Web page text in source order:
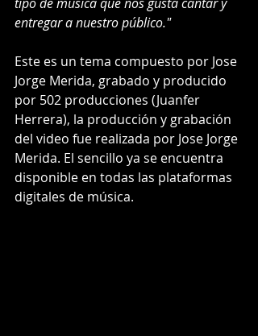
entregar a nuestro público."
Este es un tema compuesto por Jose
Jorge Merida, grabado y producido
por 502 producciones (Juanfer
Herrera), la producción y grabación
del video fue realizada por Jose Jorge
Merida. El sencillo ya se encuentra
disponible en todas las plataformas
digitales de música.